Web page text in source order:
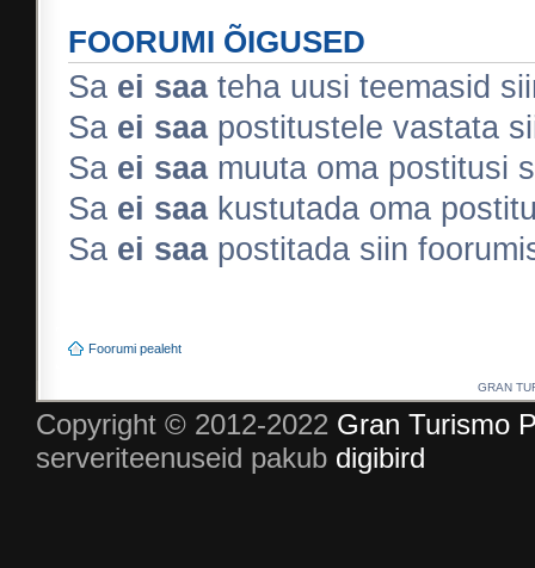
FOORUMI ÕIGUSED
Sa ei saateha uusi teemasid
Sa ei saapostitustele vastata
Sa ei saamuuta oma postitusi
Sa ei saakustutada oma
Sa ei saapostitada siin
Foorumi pealeht
GRAN
Copyright © 2012-2022 Gran Turismo
serveriteenuseid pakub digibird